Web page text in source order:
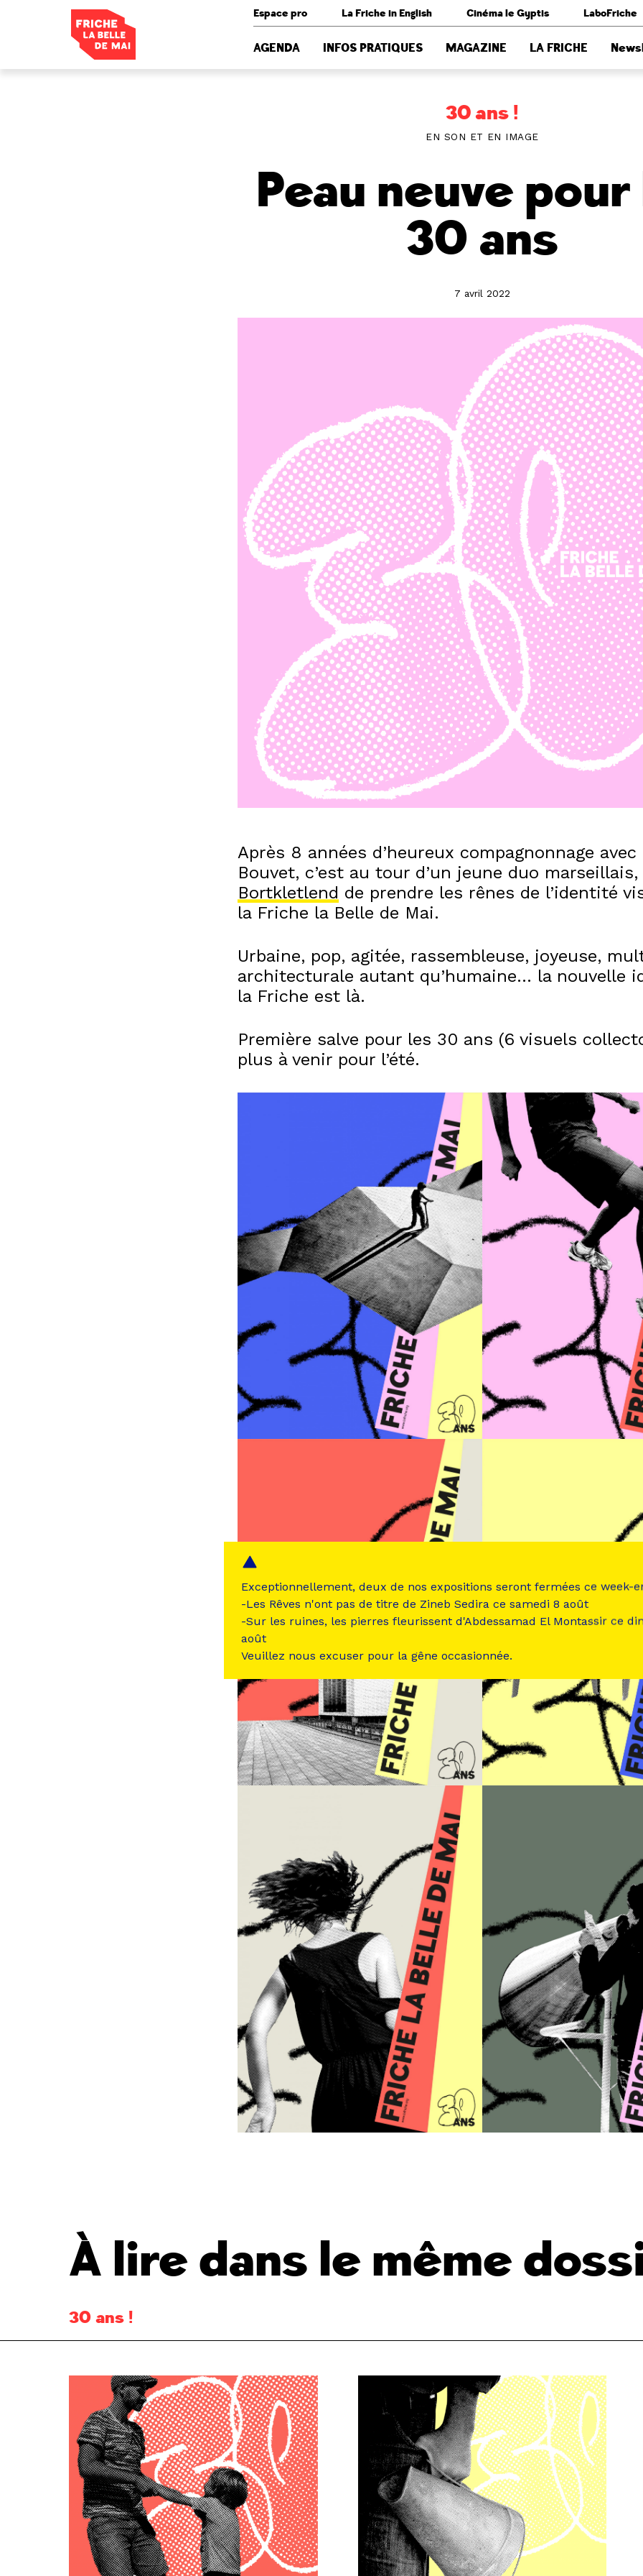
Espace pro La Friche in English Cinéma le Gyptis LaboFriche
AGENDA INFOS PRATIQUES MAGAZINE LA FRICHE
30 ans !
EN SON ET EN IMAGE
Peau neuve
30 ans
7 avril 2022
Après 8 années d’heureux compagnonnage
Bouvet, c’est au tour d’un jeune duo marseillais,
Bortkletlend de prendre les rênes de l’identité
la Friche la Belle de Mai.
Urbaine, pop, agitée, rassembleuse, joyeuse,
architecturale autant qu’humaine… la nouvelle
la Friche est là.
Première salve pour les 30 ans (6 visuels
plus à venir pour l’été.
À lire dans le même
30 ans !
Exceptionnellement, deux de nos expositions seront fermées ce week-
-Les Rêves n'ont pas de titre de Zineb Sedira ce samedi 8 août
-Sur les ruines, les pierres fleurissent d'Abdessamad El Montassir ce
août
Veuillez nous excuser pour la gêne occasionnée.
Panneau de gestion des cookies